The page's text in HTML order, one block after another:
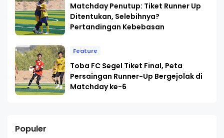
Matchday Penutup: Tiket Runner Up
Ditentukan, Selebihnya?
Pertandingan Kebebasan
Feature
Toba FC Segel Tiket Final, Peta
Persaingan Runner-Up Bergejolak di
Matchday ke-6
Populer